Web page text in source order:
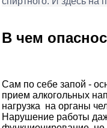
В чем
Сам по себе запой -
прием алкогольных
нагрузка на органы
Нарушение работы